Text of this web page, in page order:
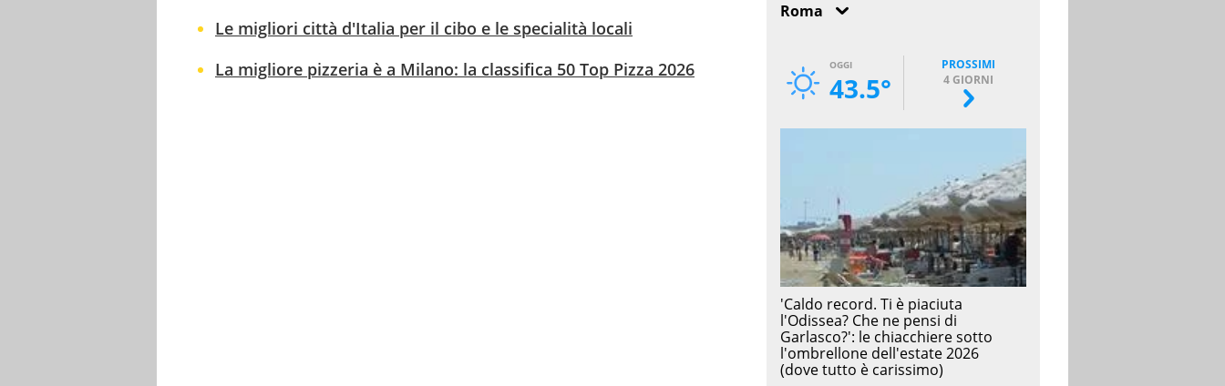
Le migliori città d'Italia per il cibo e le specialità locali
La migliore pizzeria è a Milano: la classifica 50 Top Pizza 2026